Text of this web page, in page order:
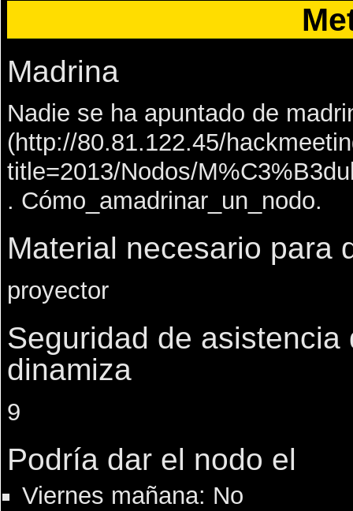
Madrina
Nadie se ha apuntado de
. Cómo_amadrinar_un_nodo.
Material necesario para
proyector
Seguridad de
dinamiza
9
Podría dar el nodo el
Viernes mañana: No